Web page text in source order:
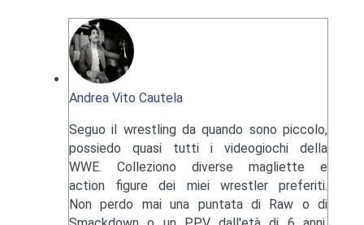
Andrea Vito Cautela
Seguo il wrestling da quando sono piccolo,
possiedo quasi tutti i videogiochi della
WWE. Colleziono diverse magliette e
action figure dei miei wrestler preferiti.
Non perdo mai una puntata di Raw o di